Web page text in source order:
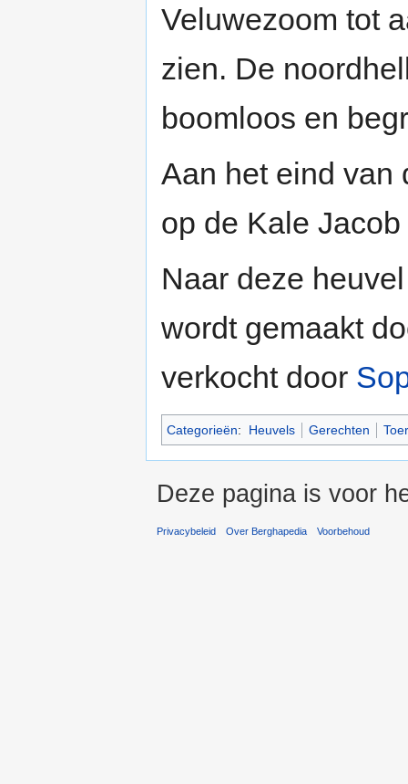
Veluwezoom tot
zien. De
boomloos en
Aan het eind van
op de Kale
Naar deze
wordt gemaakt
verkocht door
Categorieën: Heuvels Gerechten
Deze pagina is voor
Privacybeleid Over Berghapedia Voorbehoud